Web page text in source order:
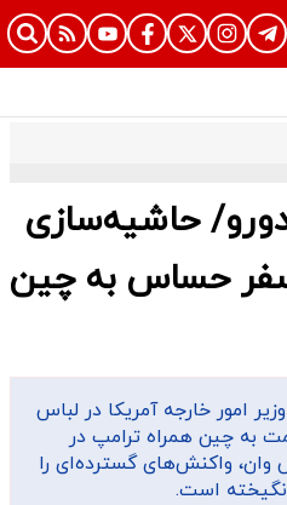
حاشیه‌سازی
حساس به چین
امور خارجه آمریکا در لباس
به چین همراه ترامپ در
وان، واکنش‌های گسترده‌ای را
است.